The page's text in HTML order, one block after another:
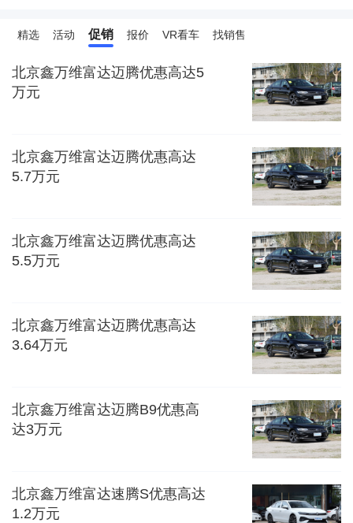
精选 活动 促销 报价 VR看车 找销售
北京鑫万维富达迈腾优惠高达5
万元
北京鑫万维富达迈腾优惠高达
5.7万元
北京鑫万维富达迈腾优惠高达
5.5万元
北京鑫万维富达迈腾优惠高达
3.64万元
北京鑫万维富达迈腾B9优惠高
达3万元
北京鑫万维富达速腾S优惠高达
1.2万元